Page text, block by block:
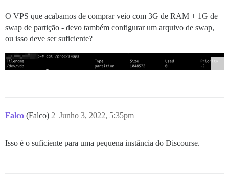
O VPS que acabamos de comprar veio com 3G de RAM + 1G de
swap de partição - devo também configurar um arquivo de swap,
ou isso deve ser suficiente?
Falco (Falco) Junho 3, 2022, 5:35pm
2
Isso é o suficiente para uma pequena instância do Discourse.